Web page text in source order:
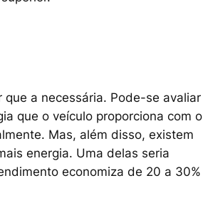
a necessária. Pode-se avaliar
que o veículo proporciona com o
Mas, além disso, existem
energia. Uma delas seria
economiza de 20 a 30%